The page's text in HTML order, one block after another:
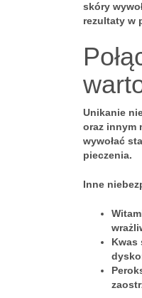
skóry
rezultaty w
Unikanie
oraz innym
wywołać
pieczenia.
Inne
Kwas